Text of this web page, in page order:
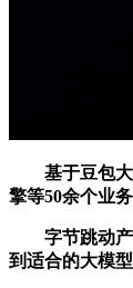
基于豆包大模
擎等50余个业
字节跳动产品
到适合的大模